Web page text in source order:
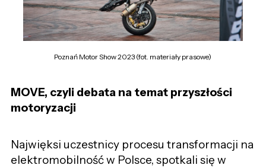
Poznań Motor Show 2023 (fot. materiały prasowe)
MOVE, czyli debata na temat przyszłości
motoryzacji
Najwięksi uczestnicy procesu transformacji na
elektromobilność w Polsce, spotkali się w